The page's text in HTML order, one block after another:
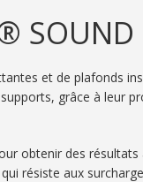
SOUND
et de plafonds
grâce à leur
obtenir des résultats
résiste aux